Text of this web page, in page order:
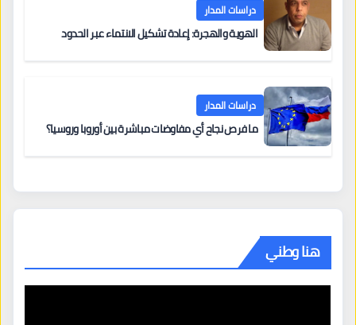
دراسات المدار
الهوية والهجرة: إعادة تشكيل الانتماء عبر الحدود
دراسات المدار
ما فرص نجاح أي مفاوضات مباشرة بين أوروبا وروسيا؟
هنا وطني